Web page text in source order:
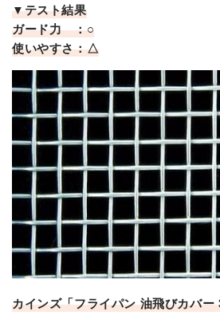
▼テスト結果
ガード力 ：○
使いやすさ：△
カインズ「フライパン 油飛びカバー